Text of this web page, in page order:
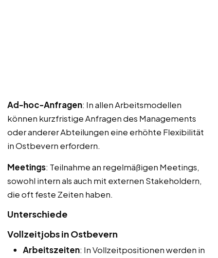
Ad-hoc-Anfragen: In allen Arbeitsmodellen
können kurzfristige Anfragen des Managements
oder anderer Abteilungen eine erhöhte Flexibilität
in Ostbevern erfordern.
Meetings: Teilnahme an regelmäßigen Meetings,
sowohl intern als auch mit externen Stakeholdern,
die oft feste Zeiten haben.
Unterschiede
Vollzeitjobs in Ostbevern
Arbeitszeiten: In Vollzeitpositionen werden in